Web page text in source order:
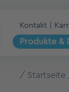
Kontakt
Produkte &
Startseite